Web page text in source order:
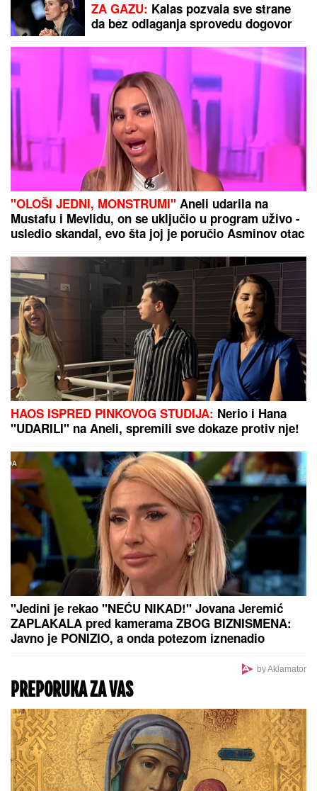
Dodajte samo dve kašike ovog
sastojka i prženi krompirići dobiće
zlatnu, hrskavu koricu
VODITELJKA RTS-A UŽIVA NA JAHTIZategnuta kao
praćka u 52. godini: Otkopčala košulju i pokazala
zašto važi za jednu od najzgodnijih (Foto)
"UZNEMIREN SAM, BRAT MI JE
OKRUŽEN POŽARIMA"
Tanasijević očajan zbog loše
situacije u Deliblatskoj peščari: "SVI
SU EVAKUISANI", otkrio koje
informacije ima